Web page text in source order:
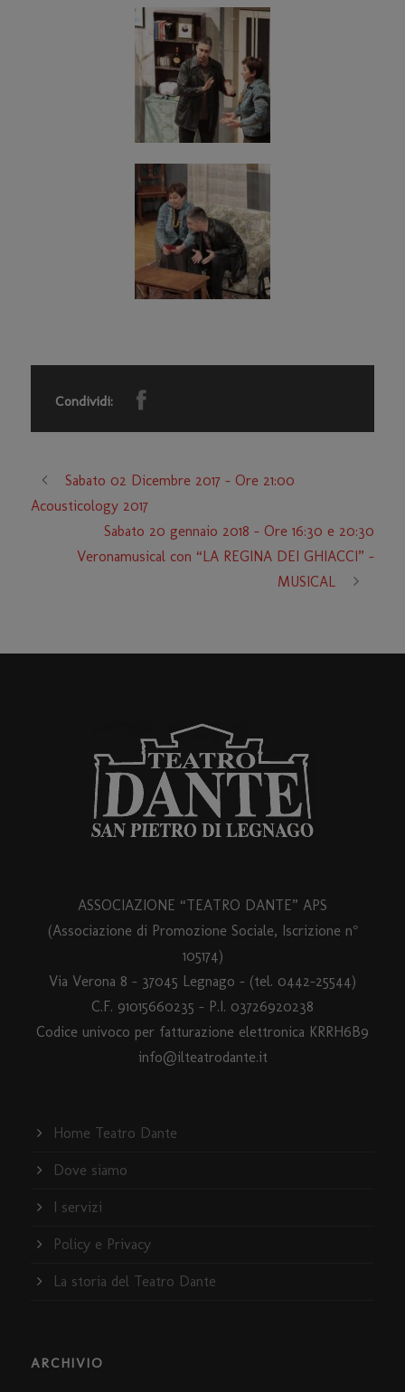
Condividi:
Sabato 02 Dicembre 2017 – Ore 21:00
Acousticology 2017
Sabato 20 gennaio 2018 – Ore 16:30 e 20:30
Veronamusical con “LA REGINA DEI GHIACCI” –
MUSICAL
ASSOCIAZIONE “TEATRO DANTE” APS
(Associazione di Promozione Sociale, Iscrizione n°
105174)
Via Verona 8 – 37045 Legnago – (tel. 0442-25544)
C.F. 91015660235 - P.I. 03726920238
Codice univoco per fatturazione elettronica KRRH6B9
info@ilteatrodante.it
Home Teatro Dante
Dove siamo
I servizi
Policy e Privacy
La storia del Teatro Dante
ARCHIVIO